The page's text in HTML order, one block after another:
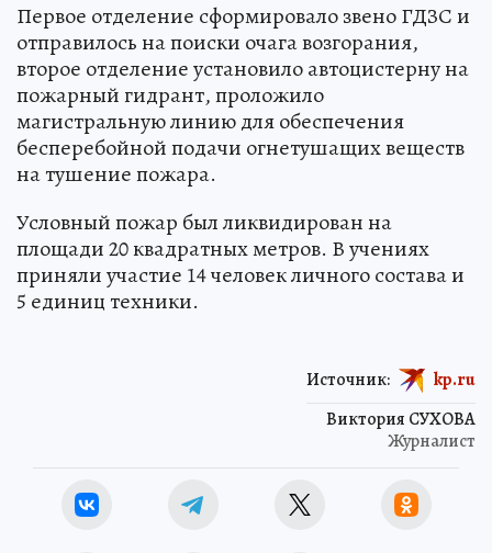
Первое отделение сформировало звено ГДЗС и
отправилось на поиски очага возгорания,
второе отделение установило автоцистерну на
пожарный гидрант, проложило
магистральную линию для обеспечения
бесперебойной подачи огнетушащих веществ
на тушение пожара.
Условный пожар был ликвидирован на
площади 20 квадратных метров. В учениях
приняли участие 14 человек личного состава и
5 единиц техники.
Виктория СУХОВА
Журналист
Источник: kp.ru